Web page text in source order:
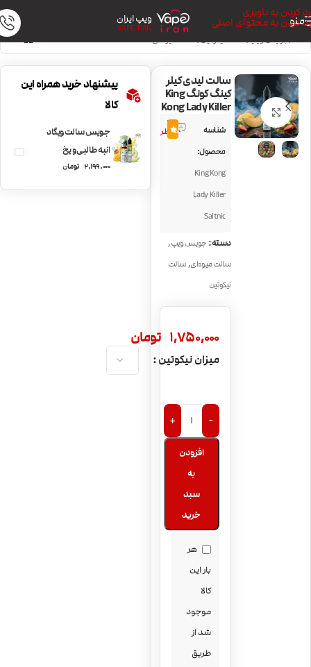
رد کردن به ناوبری
رد کردن به محتوای اصلی
منو ویپ ایران
VAPE IRAN
خانه/جویس ویپ/سالت نیکوتین/سالت میوه‌ای
بزرگنمایی تصویر
سالت لیدی کیلر
کینگ کونگ King
Kong Lady Killer
شناسه
محصول:
King Kong
Lady Killer
Saltnic
4
نظر5.0
دسته: جویس ویپ,
سالت میوه‌ای, سالت
نیکوتین
1,750,000 تومان
میزان نیکوتین
-
+
افزودن
به
سبد
خرید
هر
بار این
کالا
موجود
شد از
طریق
پیشنهاد خرید همراه این
کالا
جویس سالت ویگاد
انبه طالبی و یخ
Vgod Iced Mango
2,199,000 تومان